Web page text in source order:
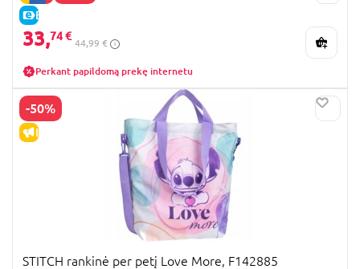
E-KAINA
33,74 €
44,99 €
Perkant papildomą prekę internetu
-50%
IŠPARDAVIMAS
STITCH rankinė per petį Love More, F142885